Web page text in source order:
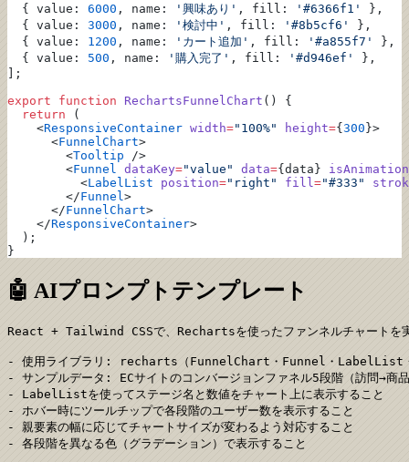
  { value:
6000 , name: '興味あり' , fill: '#6366f1'
},
  { value:
3000 , name: '検討中' , fill: '#8b5cf6'
},
  { value:
1200 , name: 'カート追加' , fill: '#a855f7'
},
  { value:
500 , name: '購入完了' , fill: '#d946ef'
},
];
export function RechartsFunnelChart () {
  return
(
    <
ResponsiveContainer width="100%" height={300}>
      <
FunnelChart>
        <
Tooltip />
        <
Funnel dataKey="value" data={data}
          <
LabelList position="right" fill ="#333"
        </
Funnel >
      </
FunnelChart>
    </
ResponsiveContainer>
  );
}
🤖 AIプロンプトテンプレート
React + Tailwind CSSで、Rechartsを使ったファンネルチャートを
- 使用ライブラリ: recharts（FunnelChart・Funnel・
- サンプルデータ: ECサイトのコンバージョンファネル5段階（訪問→商
- LabelListを使ってステージ名と数値をチャート上に表示すること
- ホバー時にツールチップで各段階のユーザー数を表示すること
- 親要素の幅に応じてチャートサイズが変わるよう対応すること
- 各段階を異なる色（グラデーション）で表示すること